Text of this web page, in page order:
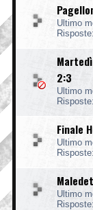
Ultimo
Risposte:
2:3
Ultimo
Risposte:
Finale
Ultimo
Risposte:
Ultimo
Risposte: